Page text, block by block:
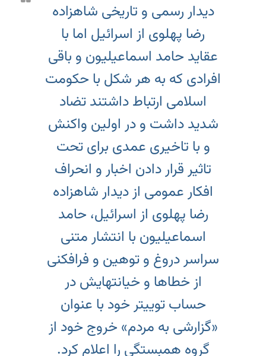
دیدار رسمی و تاریخی شاهزاده
رضا پهلوی از اسرائیل اما با
عقاید حامد اسماعیلیون و باقی
افرادی که به هر شکل با حکومت
اسلامی ارتباط داشتند تضاد
شدید داشت و در اولین واکنش
و با تاخیری عمدی برای تحت
تاثیر قرار دادن اخبار و انحراف
افکار عمومی از دیدار شاهزاده
رضا پهلوی از اسرائیل، حامد
اسماعیلیون با انتشار متنی
سراسر دروغ و توهین و فرافکنی
از خطاها و خیانتهایش در
حساب توییتر خود با عنوان
«گزارشی به مردم» خروج خود از
گروه همبستگی را اعلام کرد.